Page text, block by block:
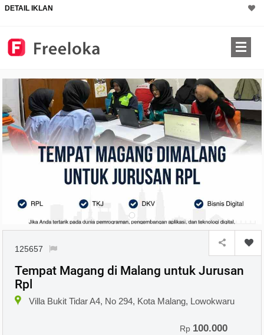
DETAIL IKLAN
125657
Tempat Magang di Malang untuk Jurusan
Rpl
Villa Bukit Tidar A4, No 294, Kota Malang, Lowokwaru
Rp 100.000